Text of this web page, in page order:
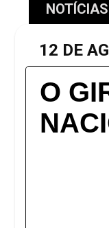
NOTÍCIAS
12 DE
O